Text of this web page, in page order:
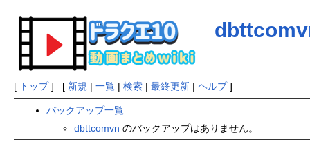
[ トップ] [ 新規 | 一覧| 検索| 最終更新| ヘルプ]
バックアップ一覧
dbttcomvn のバックアップはありません。